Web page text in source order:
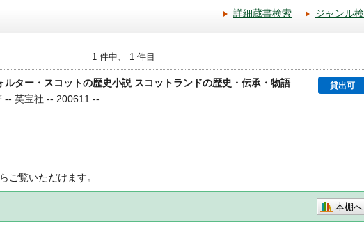
詳細蔵書検索 ジャンル
1 件中、 1 件目
ルター・スコットの歴史小説 スコットランドの歴史・伝承・物語 貸出可
-- 英宝社 -- 200611 --
ご覧いただけます。
本棚へ